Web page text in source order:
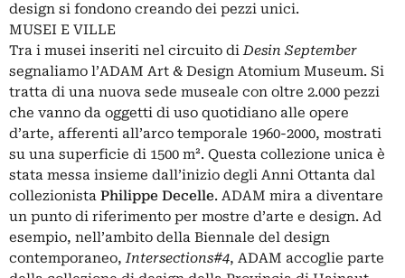
design si fondono creando dei pezzi unici.
MUSEI E VILLE
Tra i musei inseriti nel circuito diDesin September
segnaliamo l’ADAM Art & Design Atomium Museum. Si
tratta di una nuova sede museale con oltre 2.000 pezzi
che vanno da oggetti di uso quotidiano alle opere
d’arte, afferenti all’arco temporale 1960-2000, mostrati
su una superficie di 1500 m². Questa collezione unica è
stata messa insieme dall’inizio degli Anni Ottanta dal
collezionista Philippe Decelle. ADAM mira a diventare
un punto di riferimento per mostre d’arte e design. Ad
esempio, nell’ambito della Biennale del design
contemporaneo,Intersections#4, ADAM accoglie parte